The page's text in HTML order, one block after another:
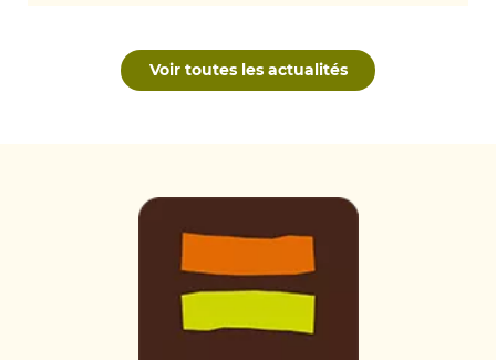
Voir toutes les actualités